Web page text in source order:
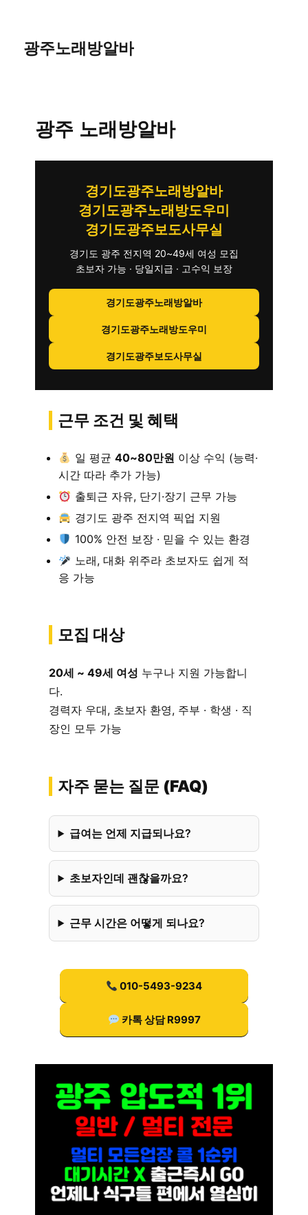
광주노래방알바
광주 노래방알바
경기도광주노래방알바
경기도광주노래방도우미
경기도광주보도사무실
경기도 광주 전지역 20~49세 여성 모집
초보자 가능 · 당일지급 · 고수익 보장
경기도광주노래방알바
경기도광주노래방도우미
경기도광주보도사무실
근무 조건 및 혜택
일 평균 40~80만원 이상 수익 (능력·
시간 따라 추가 가능)
출퇴근 자유, 단기·장기 근무 가능
경기도 광주 전지역 픽업 지원
100% 안전 보장 · 믿을 수 있는 환경
노래, 대화 위주라 초보자도 쉽게 적
응 가능
모집 대상
20세 ~ 49세 여성 누구나 지원 가능합니
다.
경력자 우대, 초보자 환영, 주부 · 학생 · 직
장인 모두 가능
자주 묻는 질문 (FAQ)
급여는 언제 지급되나요?
초보자인데 괜찮을까요?
근무 시간은 어떻게 되나요?
010-5493-9234
카톡 상담 R9997